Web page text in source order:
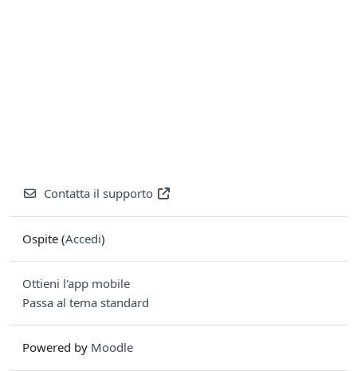
Contatta il supporto
Ospite (Accedi)
Ottieni l'app mobile
Passa al tema standard
Powered by Moodle